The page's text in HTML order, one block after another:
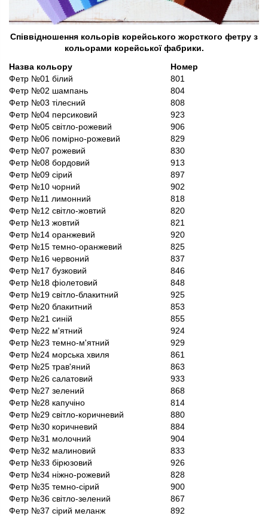
Співвідношення кольорів корейського жорсткого фетру з
кольорами корейської фабрики.
Назва кольору
Номер
Фетр №01 білий
801
Фетр №02 шампань
804
Фетр №03 тілесний
808
Фетр №04 персиковий
923
Фетр №05 світло-рожевий
906
Фетр №06 помірно-рожевий
829
Фетр №07 рожевий
830
Фетр №08 бордовий
913
Фетр №09 сірий
897
Фетр №10 чорний
902
Фетр №11 лимонний
818
Фетр №12 світло-жовтий
820
Фетр №13 жовтий
821
Фетр №14 оранжевий
920
Фетр №15 темно-оранжевий
825
Фетр №16 червоний
837
Фетр №17 бузковий
846
Фетр №18 фіолетовий
848
Фетр №19 світло-блакитний
925
Фетр №20 блакитний
853
Фетр №21 синій
855
Фетр №22 м'ятний
924
Фетр №23 темно-м'ятний
929
Фетр №24 морська хвиля
861
Фетр №25 трав'яний
863
Фетр №26 салатовий
933
Фетр №27 зелений
868
Фетр №28 капучіно
814
Фетр №29 світло-коричневий
880
Фетр №30 коричневий
884
Фетр №31 молочний
904
Фетр №32 малиновий
833
Фетр №33 бірюзовий
926
Фетр №34 ніжно-рожевий
828
Фетр №35 темно-сірий
900
Фетр №36 світло-зелений
867
Фетр №37 сірий меланж
892